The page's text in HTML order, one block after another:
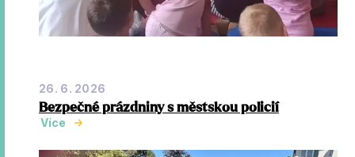
26. 6. 2026
Bezpečné prázdniny s městskou policií
Více